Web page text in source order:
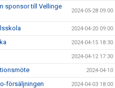
sponsor till Vellinge
2024-05-28 09:00
2024-04-20 09:00
2024-04-15 18:30
2024-04-12 17:30
2024-04-10
försäljningen 2024-04-03 18:00